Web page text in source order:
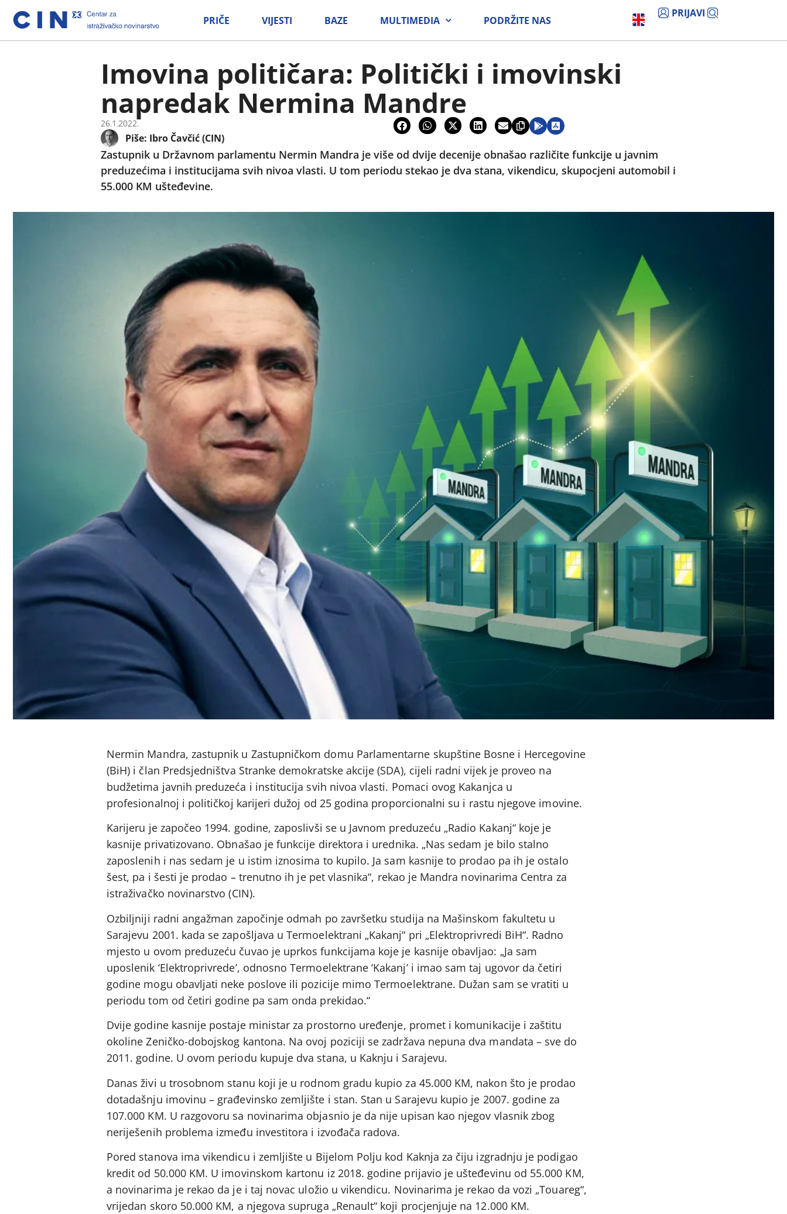
PRIČE VIJESTI BAZE MULTIMEDIA PODRŽITE NAS
PRIJAVI
Imovina političara: Politički i imovinski
napredak Nermina Mandre
26.1.2022.
Piše: Ibro Čavčić (CIN)
Zastupnik u Državnom parlamentu Nermin Mandra je više od dvije decenije obnašao različite funkcije u javnim
preduzećima i institucijama svih nivoa vlasti. U tom periodu stekao je dva stana, vikendicu, skupocjeni automobil i
55.000 KM ušteđevine.
Nermin Mandra, zastupnik u Zastupničkom domu Parlamentarne skupštine Bosne i Hercegovine
(BiH) i član Predsjedništva Stranke demokratske akcije (SDA), cijeli radni vijek je proveo na
budžetima javnih preduzeća i institucija svih nivoa vlasti. Pomaci ovog Kakanjca u
profesionalnoj i političkoj karijeri dužoj od 25 godina proporcionalni su i rastu njegove imovine.
Karijeru je započeo 1994. godine, zaposlivši se u Javnom preduzeću „Radio Kakanj“ koje je
kasnije privatizovano. Obnašao je funkcije direktora i urednika. „Nas sedam je bilo stalno
zaposlenih i nas sedam je u istim iznosima to kupilo. Ja sam kasnije to prodao pa ih je ostalo
šest, pa i šesti je prodao – trenutno ih je pet vlasnika“, rekao je Mandra novinarima Centra za
istraživačko novinarstvo (CIN).
Ozbiljniji radni angažman započinje odmah po završetku studija na Mašinskom fakultetu u
Sarajevu 2001. kada se zapošljava u Termoelektrani „Kakanj“ pri „Elektroprivredi BiH“. Radno
mjesto u ovom preduzeću čuvao je uprkos funkcijama koje je kasnije obavljao: „Ja sam
uposlenik ‘Elektroprivrede’, odnosno Termoelektrane ‘Kakanj’ i imao sam taj ugovor da četiri
godine mogu obavljati neke poslove ili pozicije mimo Termoelektrane. Dužan sam se vratiti u
periodu tom od četiri godine pa sam onda prekidao.“
Dvije godine kasnije postaje ministar za prostorno uređenje, promet i komunikacije i zaštitu
okoline Zeničko-dobojskog kantona. Na ovoj poziciji se zadržava nepuna dva mandata – sve do
2011. godine. U ovom periodu kupuje dva stana, u Kaknju i Sarajevu.
Danas živi u trosobnom stanu koji je u rodnom gradu kupio za 45.000 KM, nakon što je prodao
dotadašnju imovinu – građevinsko zemljište i stan. Stan u Sarajevu kupio je 2007. godine za
107.000 KM. U razgovoru sa novinarima objasnio je da nije upisan kao njegov vlasnik zbog
neriješenih problema između investitora i izvođača radova.
Pored stanova ima vikendicu i zemljište u Bijelom Polju kod Kaknja za čiju izgradnju je podigao
kredit od 50.000 KM. U imovinskom kartonu iz 2018. godine prijavio je ušteđevinu od 55.000 KM,
a novinarima je rekao da je i taj novac uložio u vikendicu. Novinarima je rekao da vozi „Touareg“,
vrijedan skoro 50.000 KM, a njegova supruga „Renault“ koji procjenjuje na 12.000 KM.